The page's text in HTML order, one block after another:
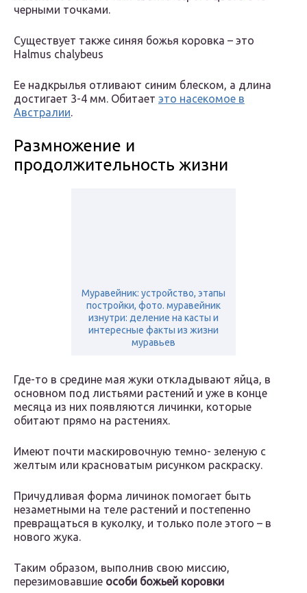
черными точками.
Существует также синяя божья коровка – это
Halmus chalybeus
Ее надкрылья отливают синим блеском, а длина
достигает 3-4 мм. Обитает это насекомое в
Австралии.
Размножение и
продолжительность жизни
Муравейник: устройство, этапы
постройки, фото. муравейник
изнутри: деление на касты и
интересные факты из жизни
муравьев
Где-то в средине мая жуки откладывают яйца, в
основном под листьями растений и уже в конце
месяца из них появляются личинки, которые
обитают прямо на растениях.
Имеют почти маскировочную темно- зеленую с
желтым или красноватым рисунком раскраску.
Причудливая форма личинок помогает быть
незаметными на теле растений и постепенно
превращаться в куколку, и только поле этого – в
нового жука.
Таким образом, выполнив свою миссию,
перезимовавшие особи божьей коровки